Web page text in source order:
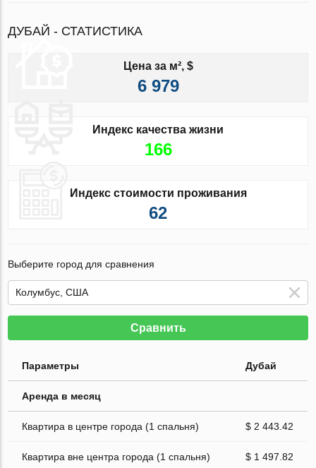
ДУБАЙ - СТАТИСТИКА
Цена за м², $
6 979
Индекс качества жизни
166
Индекс стоимости проживания
62
Выберите город для сравнения
Сравнить
Параметры Дубай
Аренда в месяц
Квартира в центре города (1 спальня) $ 2 443.42
Квартира вне центра города (1 спальня) $ 1 497.82